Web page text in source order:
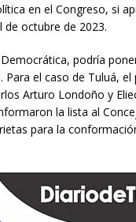
en el Congreso, si
octubre de 2023.
podría
el caso de Tuluá, el
Arturo Londoño y
la lista al
para la